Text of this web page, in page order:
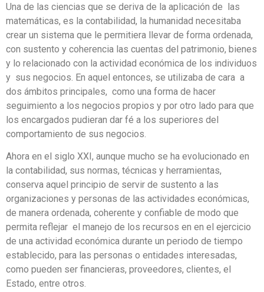
Una de las ciencias que se deriva de la aplicación de las
matemáticas, es la contabilidad, la humanidad necesitaba
crear un sistema que le permitiera llevar de forma ordenada,
con sustento y coherencia las cuentas del patrimonio, bienes
y lo relacionado con la actividad económica de los individuos
y sus negocios. En aquel entonces, se utilizaba de cara a
dos ámbitos principales, como una forma de hacer
seguimiento a los negocios propios y por otro lado para que
los encargados pudieran dar fé a los superiores del
comportamiento de sus negocios.
Ahora en el siglo XXI, aunque mucho se ha evolucionado en
la contabilidad, sus normas, técnicas y herramientas,
conserva aquel principio de servir de sustento a las
organizaciones y personas de las actividades económicas,
de manera ordenada, coherente y confiable de modo que
permita reflejar el manejo de los recursos en en el ejercicio
de una actividad económica durante un periodo de tiempo
establecido, para las personas o entidades interesadas,
como pueden ser financieras, proveedores, clientes, el
Estado, entre otros.